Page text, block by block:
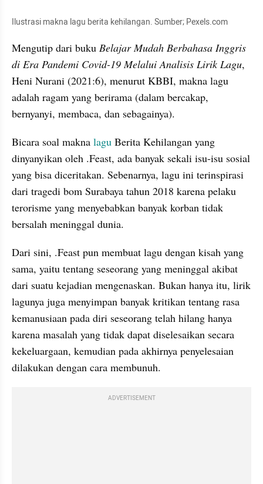
Ilustrasi makna lagu berita kehilangan. Sumber; Pexels.com
Mengutip dari buku Belajar Mudah Berbahasa Inggris
di Era Pandemi Covid-19 Melalui Analisis Lirik Lagu,
Heni Nurani (2021:6), menurut KBBI, makna lagu
adalah ragam yang berirama (dalam bercakap,
bernyanyi, membaca, dan sebagainya).
Bicara soal makna lagu Berita Kehilangan yang
dinyanyikan oleh .Feast, ada banyak sekali isu-isu sosial
yang bisa diceritakan. Sebenarnya, lagu ini terinspirasi
dari tragedi bom Surabaya tahun 2018 karena pelaku
terorisme yang menyebabkan banyak korban tidak
bersalah meninggal dunia.
Dari sini, .Feast pun membuat lagu dengan kisah yang
sama, yaitu tentang seseorang yang meninggal akibat
dari suatu kejadian mengenaskan. Bukan hanya itu, lirik
lagunya juga menyimpan banyak kritikan tentang rasa
kemanusiaan pada diri seseorang telah hilang hanya
karena masalah yang tidak dapat diselesaikan secara
kekeluargaan, kemudian pada akhirnya penyelesaian
dilakukan dengan cara membunuh.
ADVERTISEMENT